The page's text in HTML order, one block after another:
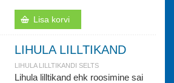
Lisa korvi
LIHULA LILLTIKAND
LIHULA LILLTIKANDI SELTS
Lihula lilltikand ehk roosimine sai